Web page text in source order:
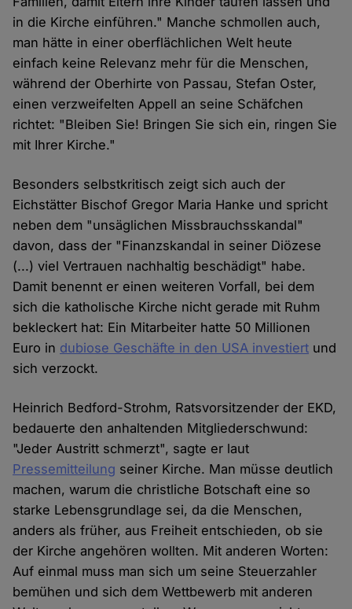
in die Kirche einführen." Manche schmollen auch,
man hätte in einer oberflächlichen Welt heute
einfach keine Relevanz mehr für die Menschen,
während der Oberhirte von Passau, Stefan Oster,
einen verzweifelten Appell an seine Schäfchen
richtet: "Bleiben Sie! Bringen Sie sich ein, ringen Sie
mit Ihrer Kirche."
Besonders selbstkritisch zeigt sich auch der
Eichstätter Bischof Gregor Maria Hanke und spricht
neben dem "unsäglichen Missbrauchsskandal"
davon, dass der "Finanzskandal in seiner Diözese
(...) viel Vertrauen nachhaltig beschädigt" habe.
Damit benennt er einen weiteren Vorfall, bei dem
sich die katholische Kirche nicht gerade mit Ruhm
bekleckert hat: Ein Mitarbeiter hatte 50 Millionen
Euro in dubiose Geschäfte in den USA investiert und
sich verzockt.
Heinrich Bedford-Strohm, Ratsvorsitzender der EKD,
bedauerte den anhaltenden Mitgliederschwund:
"Jeder Austritt schmerzt", sagte er laut
Pressemitteilung seiner Kirche. Man müsse deutlich
machen, warum die christliche Botschaft eine so
starke Lebensgrundlage sei, da die Menschen,
anders als früher, aus Freiheit entschieden, ob sie
der Kirche angehören wollten. Mit anderen Worten:
Auf einmal muss man sich um seine Steuerzahler
bemühen und sich dem Wettbewerb mit anderen